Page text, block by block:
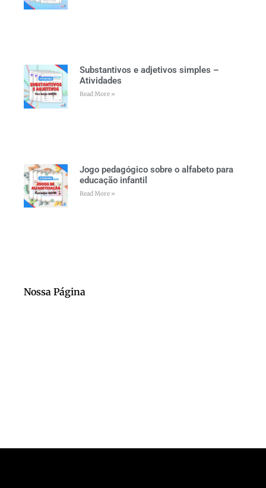
Substantivos e adjetivos simples –
Atividades
Read More »
Jogo pedagógico sobre o alfabeto para
educação infantil
Read More »
Nossa Página